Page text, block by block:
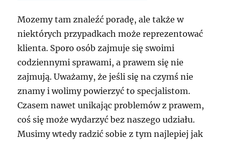
Mozemy tam znaleźć poradę, ale także w
niektórych przypadkach może reprezentować
klienta. Sporo osób zajmuje się swoimi
codziennymi sprawami, a prawem się nie
zajmują. Uważamy, że jeśli się na czymś nie
znamy i wolimy powierzyć to specjalistom.
Czasem nawet unikając problemów z prawem,
coś się może wydarzyć bez naszego udziału.
Musimy wtedy radzić sobie z tym najlepiej jak